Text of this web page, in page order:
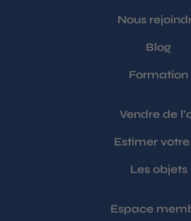
Nous
Blog
Formation
Vendre de
Estimer
Les objets
Espace